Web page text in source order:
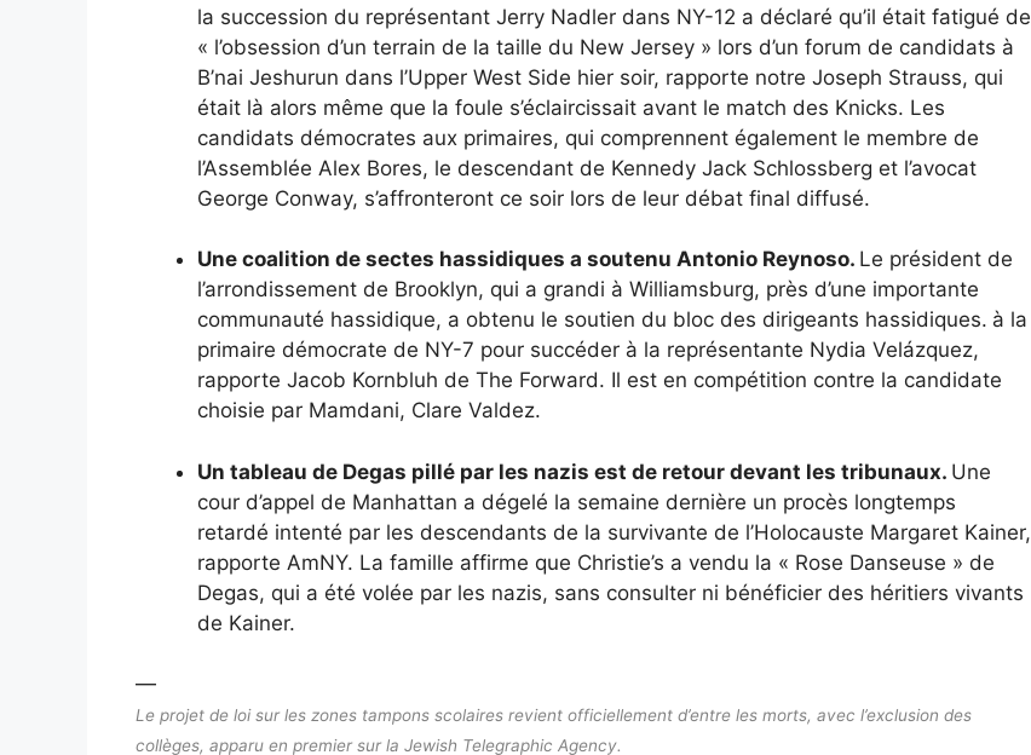
la succession du représentant Jerry Nadler dans NY-12 a déclaré qu’il était fatigué de
« l’obsession d’un terrain de la taille du New Jersey » lors d’un forum de candidats à
B’nai Jeshurun ​​dans l’Upper West Side hier soir, rapporte notre Joseph Strauss, qui
était là alors même que la foule s’éclaircissait avant le match des Knicks. Les
candidats démocrates aux primaires, qui comprennent également le membre de
l’Assemblée Alex Bores, le descendant de Kennedy Jack Schlossberg et l’avocat
George Conway, s’affronteront ce soir lors de leur débat final diffusé.
Une coalition de sectes hassidiques a soutenu Antonio Reynoso. Le président de
l’arrondissement de Brooklyn, qui a grandi à Williamsburg, près d’une importante
communauté hassidique, a obtenu le soutien du bloc des dirigeants hassidiques. à la
primaire démocrate de NY-7 pour succéder à la représentante Nydia Velázquez,
rapporte Jacob Kornbluh de The Forward. Il est en compétition contre la candidate
choisie par Mamdani, Clare Valdez.
Un tableau de Degas pillé par les nazis est de retour devant les tribunaux. Une
cour d’appel de Manhattan a dégelé la semaine dernière un procès longtemps
retardé intenté par les descendants de la survivante de l’Holocauste Margaret Kainer,
rapporte AmNY. La famille affirme que Christie’s a vendu la « Rose Danseuse » de
Degas, qui a été volée par les nazis, sans consulter ni bénéficier des héritiers vivants
de Kainer.
—
Le projet de loi sur les zones tampons scolaires revient officiellement d’entre les morts, avec l’exclusion des
collèges, apparu en premier sur la Jewish Telegraphic Agency.